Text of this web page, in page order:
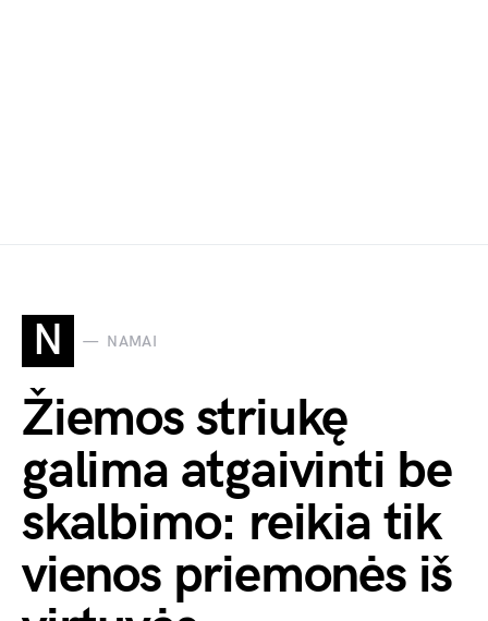
N NAMAI
Žiemos striukę
galima atgaivinti be
skalbimo: reikia tik
vienos priemonės iš